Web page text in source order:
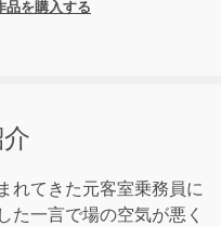
品を購入する
れてきた元客室乗務員に
た一言で場の空気が悪く